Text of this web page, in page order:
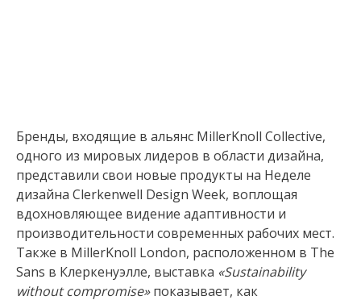
Бренды, входящие в альянс MillerKnoll Collective,
одного из мировых лидеров в области дизайна,
представили свои новые продукты на Неделе
дизайна Clerkenwell Design Week, воплощая
вдохновляющее видение адаптивности и
производительности современных рабочих мест.
Также в MillerKnoll London, расположенном в The
Sans в Клеркенуэлле, выставка «Sustainability
without compromise»показывает, как